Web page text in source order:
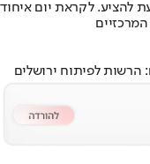
להציע. לקראת יום איחוד
הרשות לפיתוח ירושלים